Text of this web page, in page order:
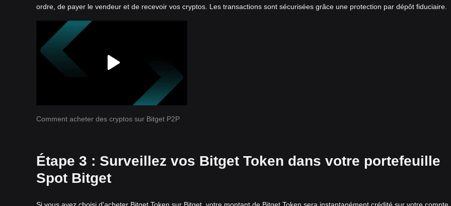
ordre, de payer le vendeur et de recevoir vos cryptos. Les transactions sont sécurisées grâce une protection par dépôt fiduciaire.
Comment acheter des cryptos sur Bitget P2P
Étape 3 : Surveillez vos Bitget Token dans votre portefeuille
Spot Bitget